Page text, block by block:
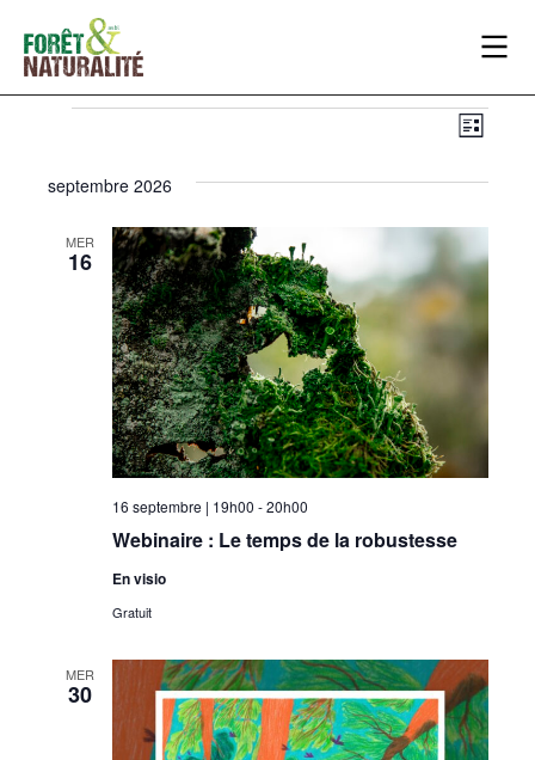
PAR
Liste
septembre 2026
MER
16
Webinaire : Le temps de la robustesse
16 septembre | 19h00 -20h00
En visio
Gratuit
MER
30